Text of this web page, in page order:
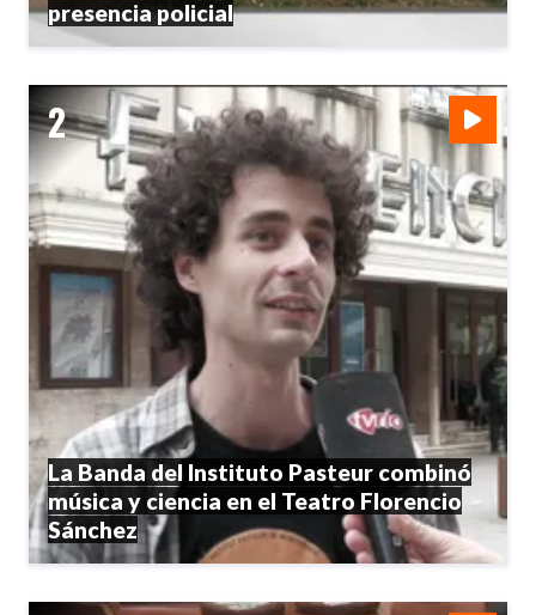
presencia policial
La Banda del Instituto Pasteur combinó
música y ciencia en el Teatro Florencio
Sánchez